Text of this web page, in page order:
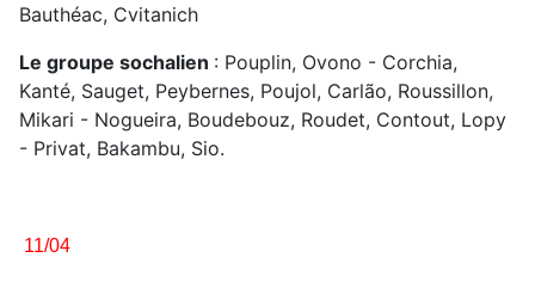
Bauthéac, Cvitanich
Le groupe sochalien : Pouplin, Ovono - Corchia,
Kanté, Sauget, Peybernes, Poujol, Carlão, Roussillon,
Mikari - Nogueira, Boudebouz, Roudet, Contout, Lopy
- Privat, Bakambu, Sio.
11/04